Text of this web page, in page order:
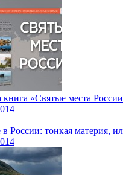
«Святые места
в России: тонкая материя,